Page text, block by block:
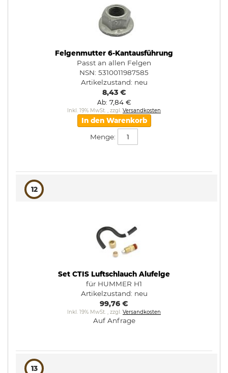
Felgenmutter 6-Kantausführung
Passt an allen Felgen
NSN: 5310011987585
Artikelzustand: neu
8,43 €
Ab 7,84 €
Inkl. 19% MwSt. , zzgl. Versandkosten
In den Warenkorb
Menge:
12
Set CTIS Luftschlauch Alufelge
für HUMMER H1
Artikelzustand: neu
99,76 €
Inkl. 19% MwSt. , zzgl. Versandkosten
Auf Anfrage
13